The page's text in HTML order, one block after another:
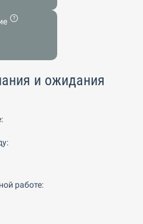
и ожидания
работе: